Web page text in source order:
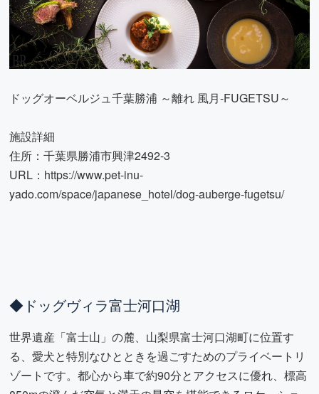
ドッグオーベルジュ千葉勝浦 ～離れ 風月-FUGETSU～
施設詳細
住所：千葉県勝浦市興津2492-3
URL： https://www.pet-inu-
yado.com/space/japanese_hotel/dog-auberge-fugetsu/
◆ドッグヴィラ富士河口湖
世界遺産「富士山」の麓、山梨県富士河口湖町に位置す
る、愛犬と特別なひとときを過ごすためのプライベートリ
ゾートです。都心から車で約90分とアクセスに優れ、標高